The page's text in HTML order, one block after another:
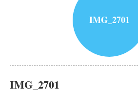
IMG_2701
IMG_2701